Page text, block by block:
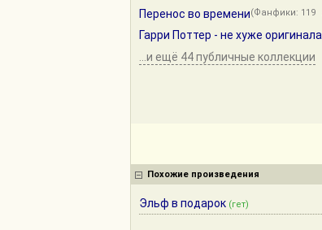
Перенос во времени(Фанфики: 119
Гарри Поттер - не хуже оригинала.
...и ещё 44 публичные коллекции
Похожие произведения
Эльф в подарок (гет)